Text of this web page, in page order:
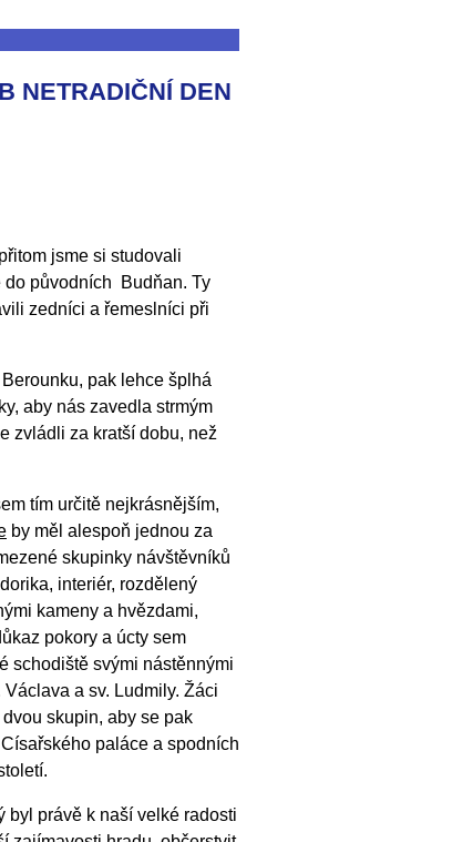
NETRADIČNÍ DEN
jsme si studovali
do původních Budňan. Ty
zedníci a řemeslníci při
pak lehce šplhá
aby nás zavedla strmým
zvládli za kratší dobu, než
tím určitě nejkrásnějším,
by měl alespoň jednou za
skupinky návštěvníků
interiér, rozdělený
kameny a hvězdami,
pokory a úcty sem
schodiště svými nástěnnými
a sv. Ludmily. Žáci
skupin, aby se pak
paláce a spodních
byl právě k naší velké radosti